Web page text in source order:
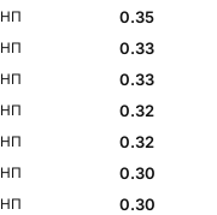
НП
0.35
НП
0.33
НП
0.33
НП
0.32
НП
0.32
НП
0.30
НП
0.30